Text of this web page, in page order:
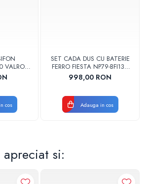
VALROM
cos
SET CADA DUS CU BATERIE
FERRO FIESTA NP79-BFI13U
CROM
998,00 RON
Adauga in cos
si: